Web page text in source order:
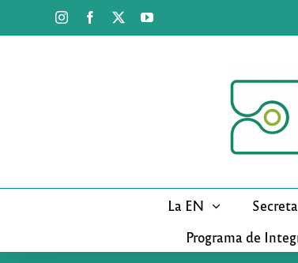
InstagramFacebook YouTube
La EN
Programa de